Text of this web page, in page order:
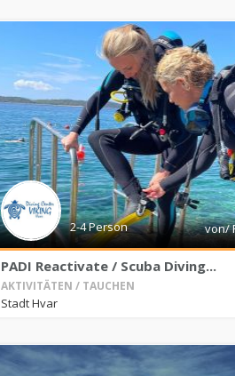
2-4 Person von/
PADI Reactivate / Scuba Diving...
AKTIVITÄTEN / TAUCHEN
Stadt Hvar